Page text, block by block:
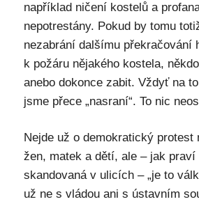
například ničení kostelů a
nepotrestány. Pokud by tomu
nezabrání dalšímu překračování
k požáru nějakého kostela,
anebo dokonce zabit. Vždyť na
jsme přece „nasraní“. To nic
Nejde už o demokratický protest
žen, matek a dětí, ale – jak praví
skandovaná v ulicích – „je to
už ne s vládou ani s ústavním